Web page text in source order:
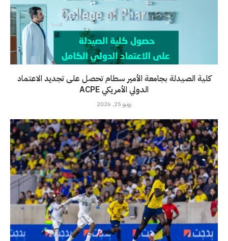
كلية الصيدلة بجامعة الأمير سطام تحصل على تجديد الاعتماد
الدولي الأمريكي ACPE
يونيو 25, 2026